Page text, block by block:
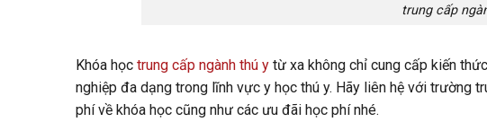
trung cấp
Khóa học trung cấp ngành thú ytừ xa không chỉ cung cấp kiến
nghiệp đa dạng trong lĩnh vực y học thú y. Hãy liên hệ với
phí về khóa học cũng như các ưu đãi học phí nhé.